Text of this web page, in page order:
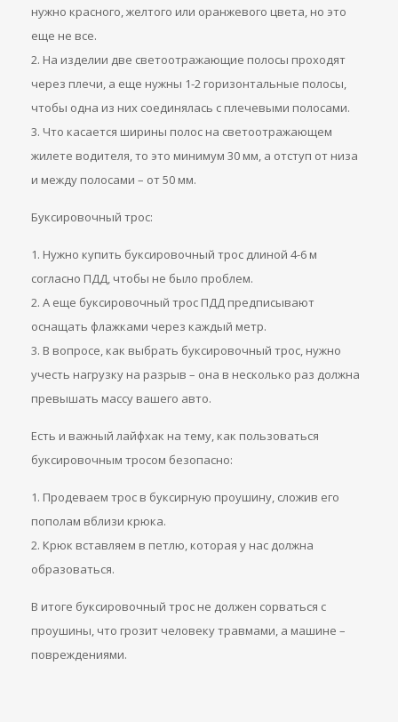
нужно красного, желтого или оранжевого цвета, но это
еще не все.
2. На изделии две светоотражающие полосы проходят
через плечи, а еще нужны 1-2 горизонтальные полосы,
чтобы одна из них соединялась с плечевыми полосами.
3. Что касается ширины полос на светоотражающем
жилете водителя, то это минимум 30 мм, а отступ от низа
и между полосами – от 50 мм.
Буксировочный трос:
1. Нужно купить буксировочный трос длиной 4-6 м
согласно ПДД, чтобы не было проблем.
2. А еще буксировочный трос ПДД предписывают
оснащать флажками через каждый метр.
3. В вопросе, как выбрать буксировочный трос, нужно
учесть нагрузку на разрыв – она в несколько раз должна
превышать массу вашего авто.
Есть и важный лайфхак на тему, как пользоваться
буксировочным тросом безопасно:
1. Продеваем трос в буксирную проушину, сложив его
пополам вблизи крюка.
2. Крюк вставляем в петлю, которая у нас должна
образоваться.
В итоге буксировочный трос не должен сорваться с
проушины, что грозит человеку травмами, а машине –
повреждениями.